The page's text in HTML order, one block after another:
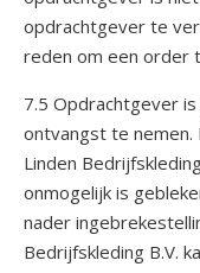
opdrachtgever te
reden om een order
7.5 Opdrachtgever
ontvangst te nemen.
Linden
onmogelijk is
nader
Bedrijfskleding B.V.